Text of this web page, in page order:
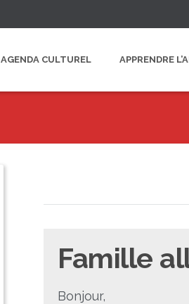
AGENDA CULTUREL APPRENDRE
Famille
Bonjour,